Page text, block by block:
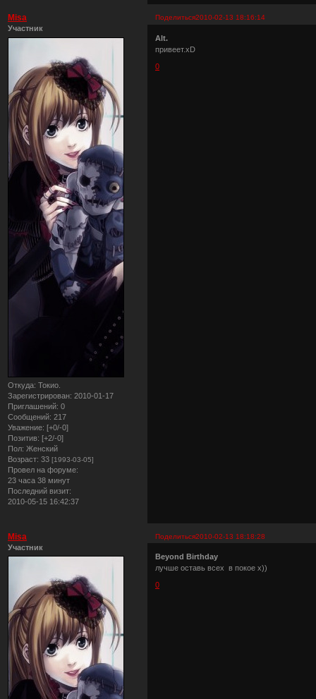
Поделиться2010-02-13 18:16:14
Misa
Участник
Откуда: Токио.
Зарегистрирован: 2010-01-17
Приглашений: 0
Сообщений: 217
Уважение: [+0/-0]
Позитив: [+2/-0]
Пол: Женский
Возраст: 33 [1993-03-05]
Провел на форуме:
23 часа 38 минут
Последний визит:
2010-05-15 16:42:37
Alt.
привеет.xD
0
Поделиться2010-02-13 18:18:28
Misa
Участник
Beyond Birthday
лучше оставь всех в покое х))
0